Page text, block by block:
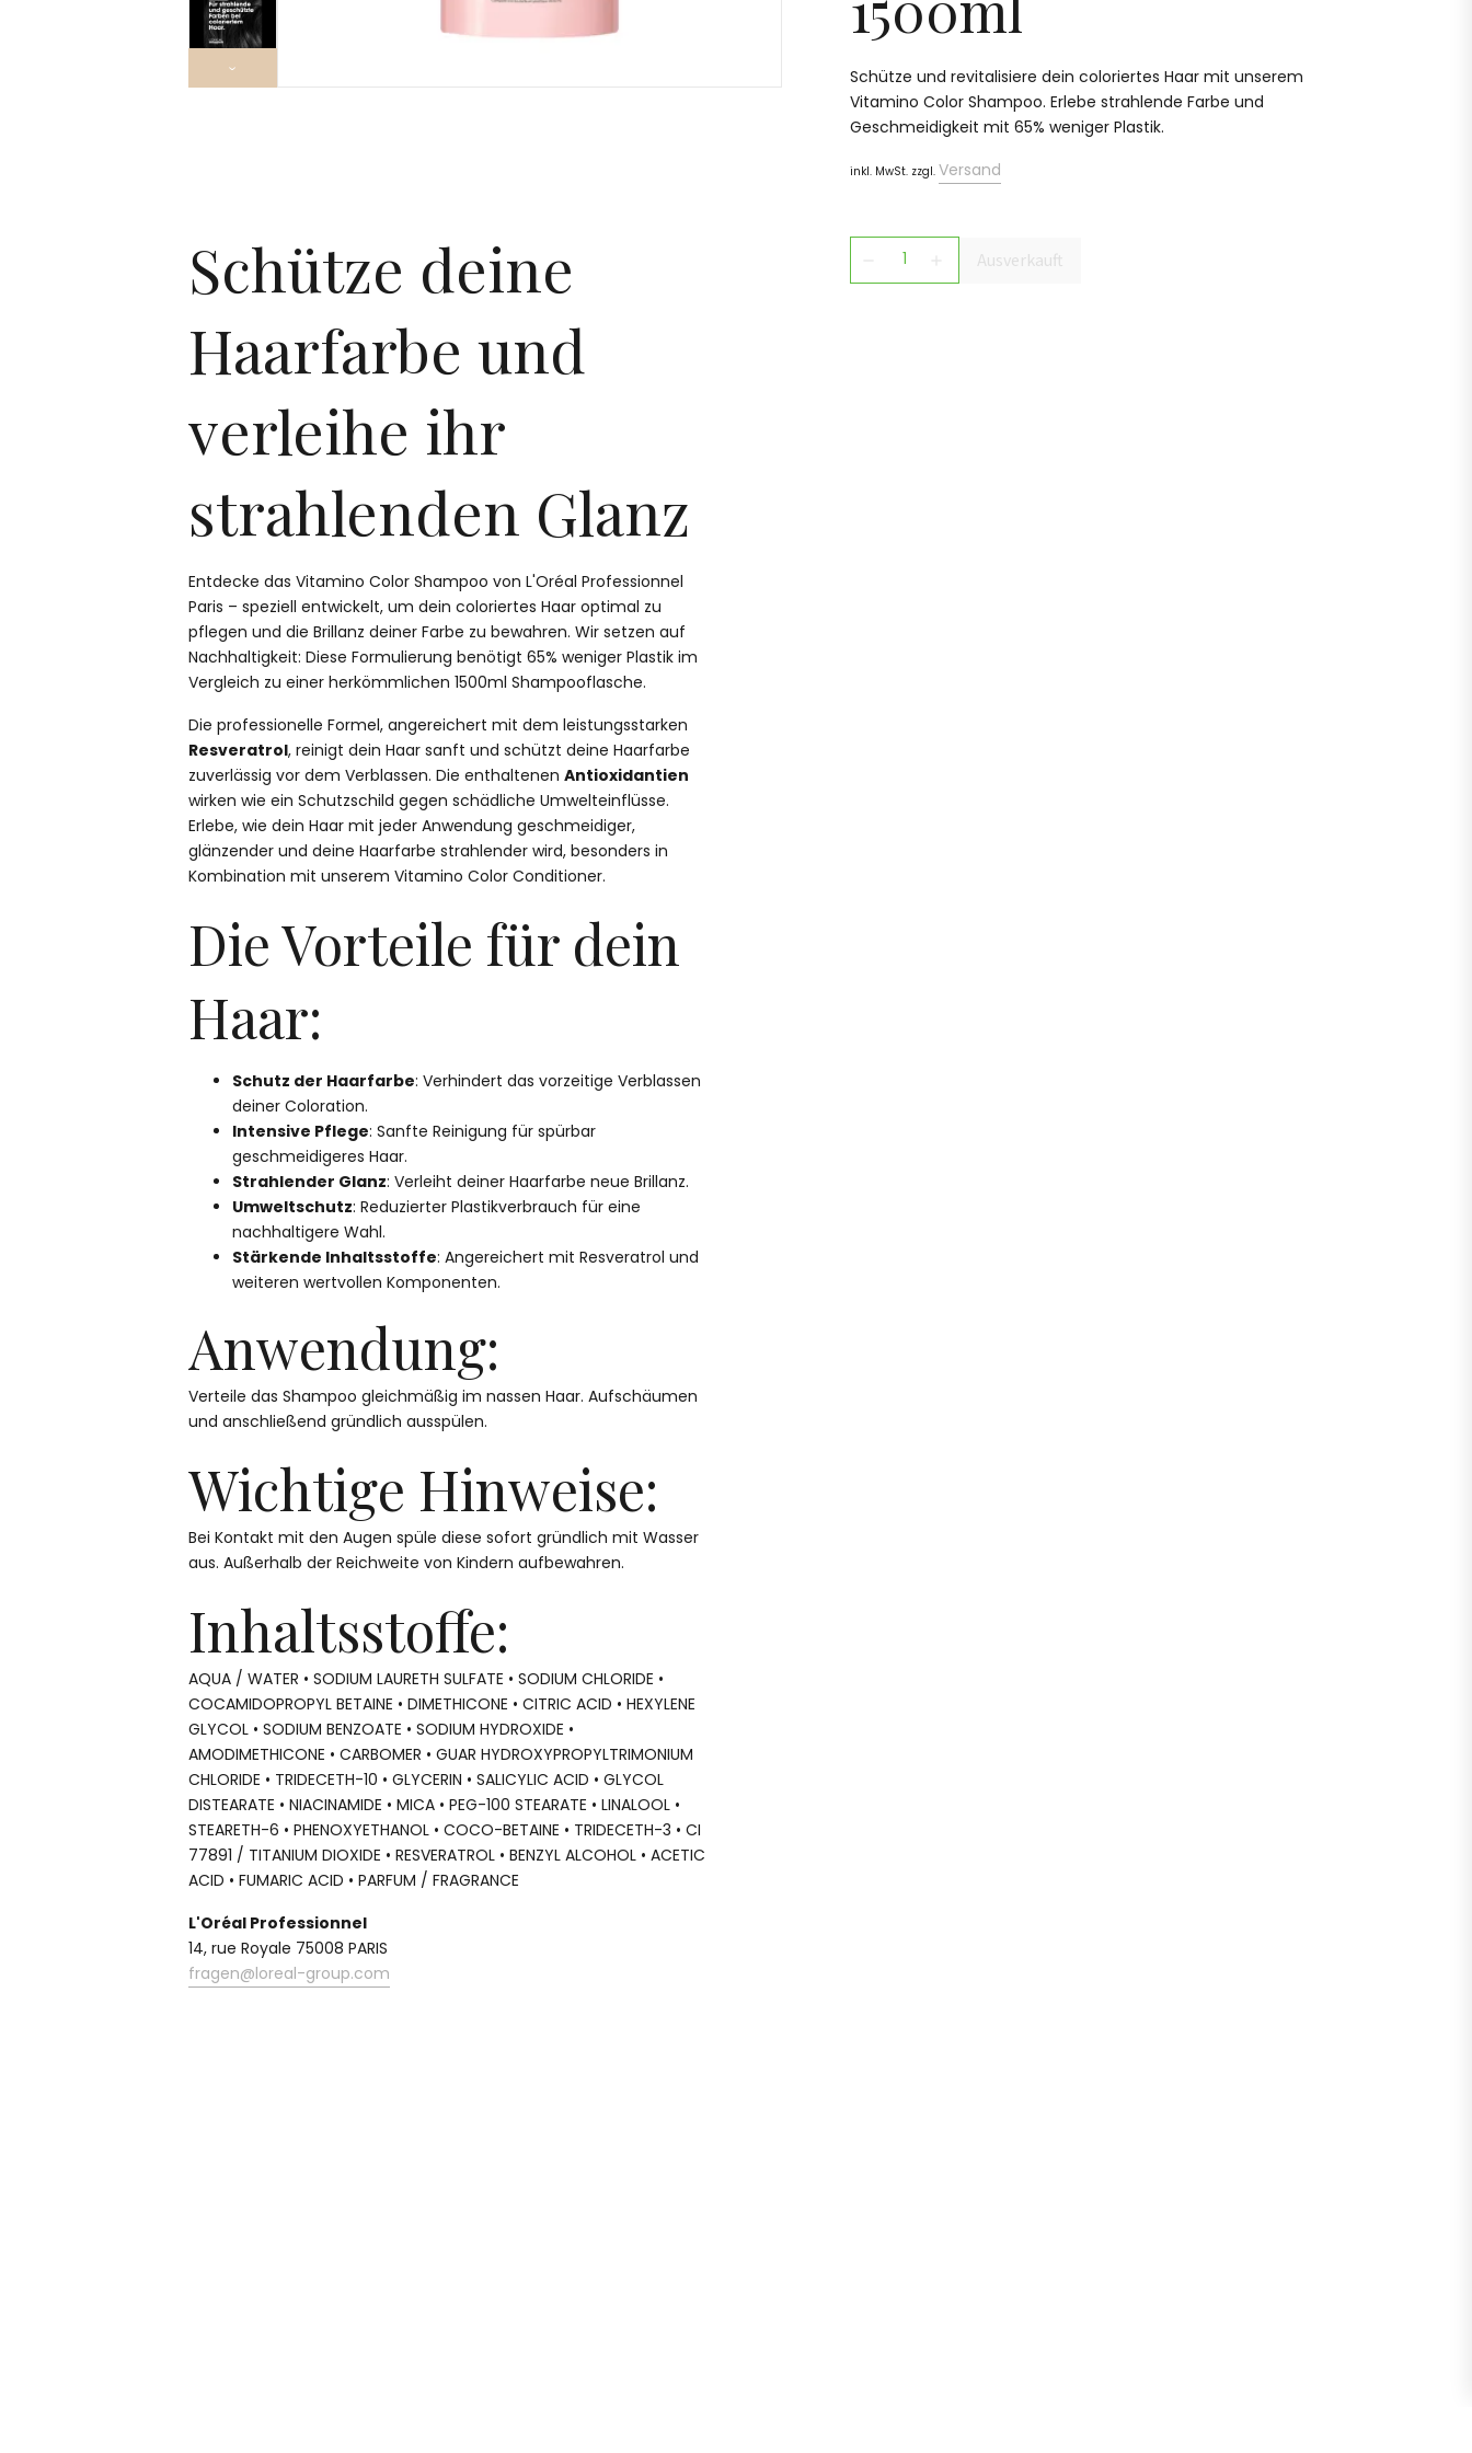
›
Schütze deine
Haarfarbe und
verleihe ihr
strahlenden Glanz
Entdecke das Vitamino Color Shampoo von L'Oréal Professionnel
Paris – speziell entwickelt, um dein coloriertes Haar optimal zu
pflegen und die Brillanz deiner Farbe zu bewahren. Wir setzen auf
Nachhaltigkeit: Diese Formulierung benötigt 65% weniger Plastik im
Vergleich zu einer herkömmlichen 1500ml Shampooflasche.
Die professionelle Formel, angereichert mit dem leistungsstarken
Resveratrol, reinigt dein Haar sanft und schützt deine Haarfarbe
zuverlässig vor dem Verblassen. Die enthaltenen Antioxidantien
wirken wie ein Schutzschild gegen schädliche Umwelteinflüsse.
Erlebe, wie dein Haar mit jeder Anwendung geschmeidiger,
glänzender und deine Haarfarbe strahlender wird, besonders in
Kombination mit unserem Vitamino Color Conditioner.
Die Vorteile für dein
Haar:
Schutz der Haarfarbe: Verhindert das vorzeitige Verblassen
deiner Coloration.
Intensive Pflege: Sanfte Reinigung für spürbar
geschmeidigeres Haar.
Strahlender Glanz: Verleiht deiner Haarfarbe neue Brillanz.
Umweltschutz: Reduzierter Plastikverbrauch für eine
nachhaltigere Wahl.
Stärkende Inhaltsstoffe: Angereichert mit Resveratrol und
weiteren wertvollen Komponenten.
Anwendung:
Verteile das Shampoo gleichmäßig im nassen Haar. Aufschäumen
und anschließend gründlich ausspülen.
Wichtige Hinweise:
Bei Kontakt mit den Augen spüle diese sofort gründlich mit Wasser
aus. Außerhalb der Reichweite von Kindern aufbewahren.
Inhaltsstoffe:
AQUA / WATER • SODIUM LAURETH SULFATE • SODIUM CHLORIDE •
COCAMIDOPROPYL BETAINE • DIMETHICONE • CITRIC ACID • HEXYLENE
GLYCOL • SODIUM BENZOATE • SODIUM HYDROXIDE •
AMODIMETHICONE • CARBOMER • GUAR HYDROXYPROPYLTRIMONIUM
CHLORIDE • TRIDECETH-10 • GLYCERIN • SALICYLIC ACID • GLYCOL
DISTEARATE • NIACINAMIDE • MICA • PEG-100 STEARATE • LINALOOL •
STEARETH-6 • PHENOXYETHANOL • COCO-BETAINE • TRIDECETH-3 • CI
77891 / TITANIUM DIOXIDE • RESVERATROL • BENZYL ALCOHOL • ACETIC
ACID • FUMARIC ACID • PARFUM / FRAGRANCE
L'Oréal Professionnel
14, rue Royale 75008 PARIS
fragen@loreal-group.com
Schütze und revitalisiere dein coloriertes Haar mit unserem
Vitamino Color Shampoo. Erlebe strahlende Farbe und
Geschmeidigkeit mit 65% weniger Plastik.
inkl. MwSt. zzgl. Versand
Ausverkauft